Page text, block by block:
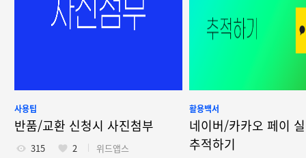
사용팁
반품/교환 신청시 사진첨부
315 2 위드앱스
활용백서
네이버/카카오 페이
추적하기